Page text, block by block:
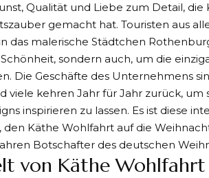
Qualität und Liebe zum Detail, die
gemacht hat. Touristen aus
das malerische Städtchen
sondern auch, um die
Die Geschäfte des Unternehmens
viele kehren Jahr für Jahr zurück, um
inspirieren zu lassen. Es ist diese
den Käthe Wohlfahrt auf die
Botschafter des deutschen
von Käthe Wohlfahrt